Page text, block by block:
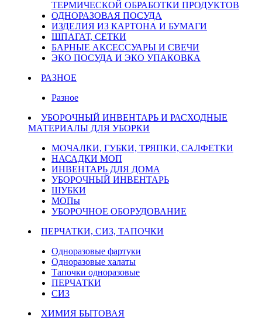
ТЕРМИЧЕСКОЙ ОБРАБОТКИ ПРОДУКТОВ
ОДНОРАЗОВАЯ ПОСУДА
ИЗДЕЛИЯ ИЗ КАРТОНА И БУМАГИ
ШПАГАТ, СЕТКИ
БАРНЫЕ АКСЕССУАРЫ И СВЕЧИ
ЭКО ПОСУДА И ЭКО УПАКОВКА
РАЗНОЕ
Разное
УБОРОЧНЫЙ ИНВЕНТАРЬ И РАСХОДНЫЕ
МАТЕРИАЛЫ ДЛЯ УБОРКИ
МОЧАЛКИ, ГУБКИ, ТРЯПКИ, САЛФЕТКИ
НАСАДКИ МОП
ИНВЕНТАРЬ ДЛЯ ДОМА
УБОРОЧНЫЙ ИНВЕНТАРЬ
ШУБКИ
МОПы
УБОРОЧНОЕ ОБОРУДОВАНИЕ
ПЕРЧАТКИ, СИЗ, ТАПОЧКИ
Одноразовые фартуки
Одноразовые халаты
Тапочки одноразовые
ПЕРЧАТКИ
СИЗ
ХИМИЯ БЫТОВАЯ